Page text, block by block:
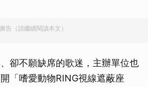
廣告（請繼續閱讀本文）
卻不願缺席的歌迷，主辦單位也
「嗜愛動物RING視線遮蔽座